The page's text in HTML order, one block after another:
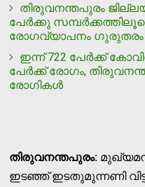
തിരുവനന്തപുരം
പേര്‍ക്കു
രോഗവ്യാപനം ഗുരുതരം
ഇന്ന് 722 പേര്‍ക്ക്
പേര്‍ക്ക് രോഗം,
രോഗികള്‍
തിരുവനന്തപുരം:
ഇടഞ്ഞ് ഇടതുമുന്നണി